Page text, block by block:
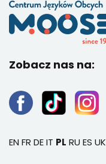
Zobacz nas na:
EN FR DEIT PL RU ES UK